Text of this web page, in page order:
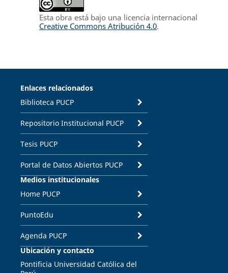
Esta obra está bajo una licencia internacional
Creative Commons Atribución 4.0.
Enlaces relacionados
Biblioteca PUCP
Repositorio Institucional PUCP
Tesis PUCP
Portal de Datos Abiertos PUCP
Medios institucionales
Home PUCP
PuntoEdu
Agenda PUCP
Ubicación y contacto
Pontificia Universidad Católica del